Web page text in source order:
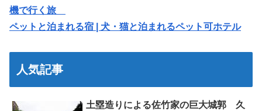
機で行く旅
ペットと泊まれる宿 | 犬・猫と泊まれるペット可ホテル
人気記事
土塁造りによる佐竹家の巨大城郭 久